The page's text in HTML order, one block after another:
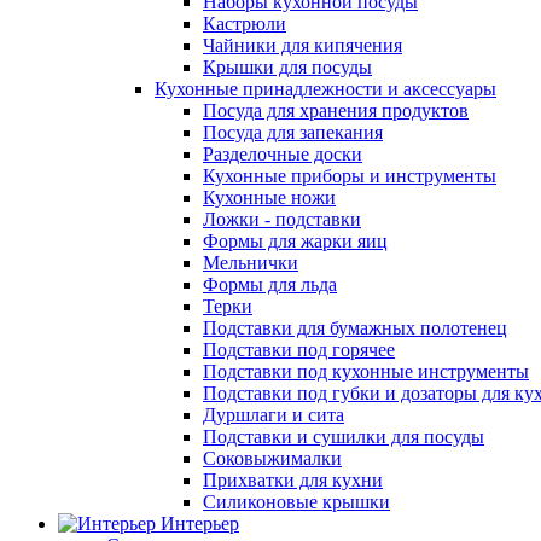
Кастрюли
Чайники для кипячения
Крышки для посуды
Кухонные принадлежности и аксессуары
Посуда для хранения продуктов
Посуда для запекания
Разделочные доски
Кухонные приборы и инструменты
Кухонные ножи
Ложки - подставки
Формы для жарки яиц
Мельнички
Формы для льда
Терки
Подставки для бумажных полотенец
Подставки под горячее
Подставки под кухонные инструменты
Подставки под губки и дозаторы для
Дуршлаги и сита
Подставки и сушилки для посуды
Соковыжималки
Прихватки для кухни
Силиконовые крышки
Интерьер